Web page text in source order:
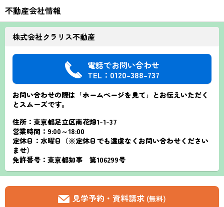
不動産会社情報
株式会社クラリス不動産
電話でお問い合わせ
TEL：0120-388-737
お問い合わせの際は「ホームページを見て」とお伝えいただく
とスムーズです。
住所：東京都足立区南花畑1-1-37
営業時間：9:00～18:00
定休日：水曜日（※定休日でも遠慮なくお問い合わせください
ませ）
免許番号：東京都知事 第106299号
見学予約・資料請求 (無料)